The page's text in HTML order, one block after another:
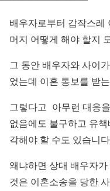
배우자로부터 갑작스레
머지 어떻게 해야 할지
그 동안 배우자와 사이
었는데 이혼 통보를 받
그렇다고 아무런 대응
없음에도 불구하고 유
각해야 할 수도 있습니
왜냐하면 상대 배우자
것은 이혼소송을 당한